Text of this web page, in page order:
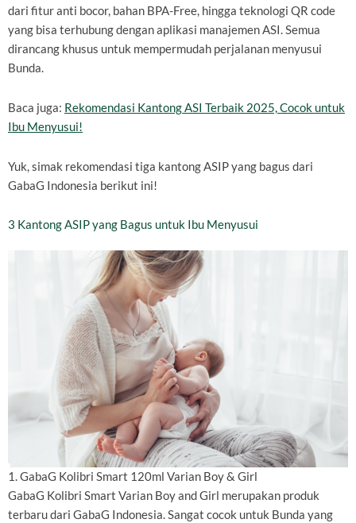
dari fitur anti bocor, bahan BPA-Free, hingga teknologi QR code
yang bisa terhubung dengan aplikasi manajemen ASI. Semua
dirancang khusus untuk mempermudah perjalanan menyusui
Bunda.
Baca juga: Rekomendasi Kantong ASI Terbaik 2025, Cocok untuk
Ibu Menyusui!
Yuk, simak rekomendasi tiga kantong ASIP yang bagus dari
GabaG Indonesia berikut ini!
3 Kantong ASIP yang Bagus untuk Ibu Menyusui
1. GabaG Kolibri Smart 120ml Varian Boy & Girl
GabaG Kolibri Smart Varian Boy and Girl merupakan produk
terbaru dari GabaG Indonesia. Sangat cocok untuk Bunda yang